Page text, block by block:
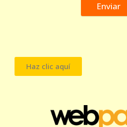
Enviar
Haz clic aquí